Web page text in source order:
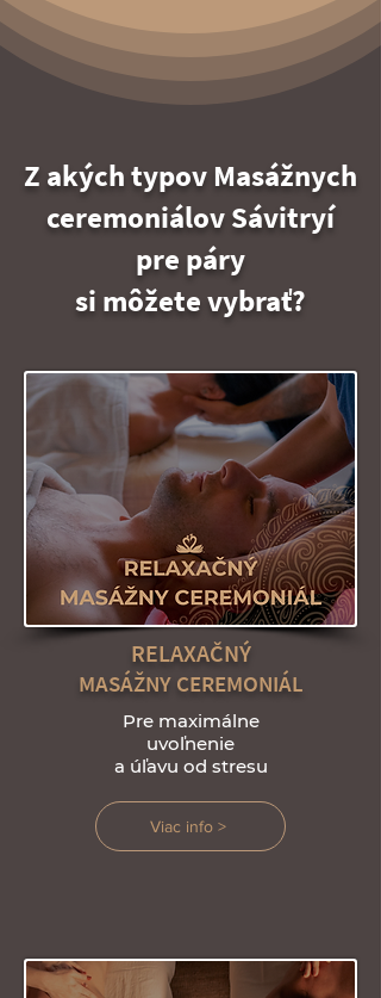
Z akých typov Masážnych
ceremoniálov Sávitryí
pre páry
si môžete vybrať?
RELAXAČNÝ
MASÁŽNY CEREMONIÁL
Pre maximálne
uvoľnenie
a úľavu od stresu
Viac info >